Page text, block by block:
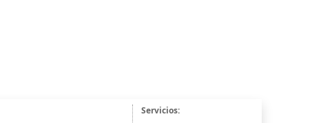
Servicios: